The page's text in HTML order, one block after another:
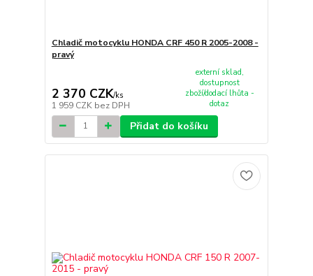
Chladič motocyklu HONDA CRF 450 R 2005-2008 -
pravý
2 370 CZK/ks
1 959 CZK bez DPH
externí sklad,
dostupnost
zboží/dodací lhůta -
dotaz
Přidat do košíku